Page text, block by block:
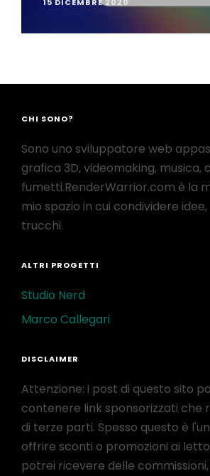
CHI SONO?
Sono uno sviluppatore web
grafica 3D, videomaking, musica,
fumetti.RenderWarrior.com è la
mio spazio in cui condividere
trucchi.
ALTRI PROGETTI
Studio Nerd
Marco Callegari
DISCLAIMER
Attenzione: i post di questo sito
contenere link sponsorizzati che
di terze parti. Spesso questo è
offrire sconti o promozioni ai
potrei ricevere delle